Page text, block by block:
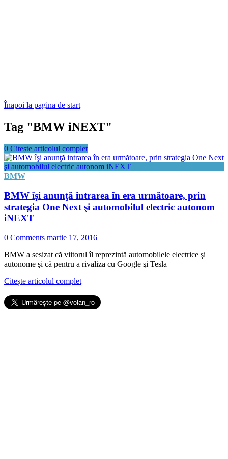
Înapoi la pagina de start
Tag "BMW iNEXT"
0 Citește articolul complet
BMW
BMW îşi anunţă intrarea în era următoare, prin
strategia One Next şi automobilul electric autonom
iNEXT
0 Comments martie 17, 2016
BMW a sesizat că viitorul îl reprezintă automobilele electrice şi
autonome şi că pentru a rivaliza cu Google şi Tesla
Citește articolul complet